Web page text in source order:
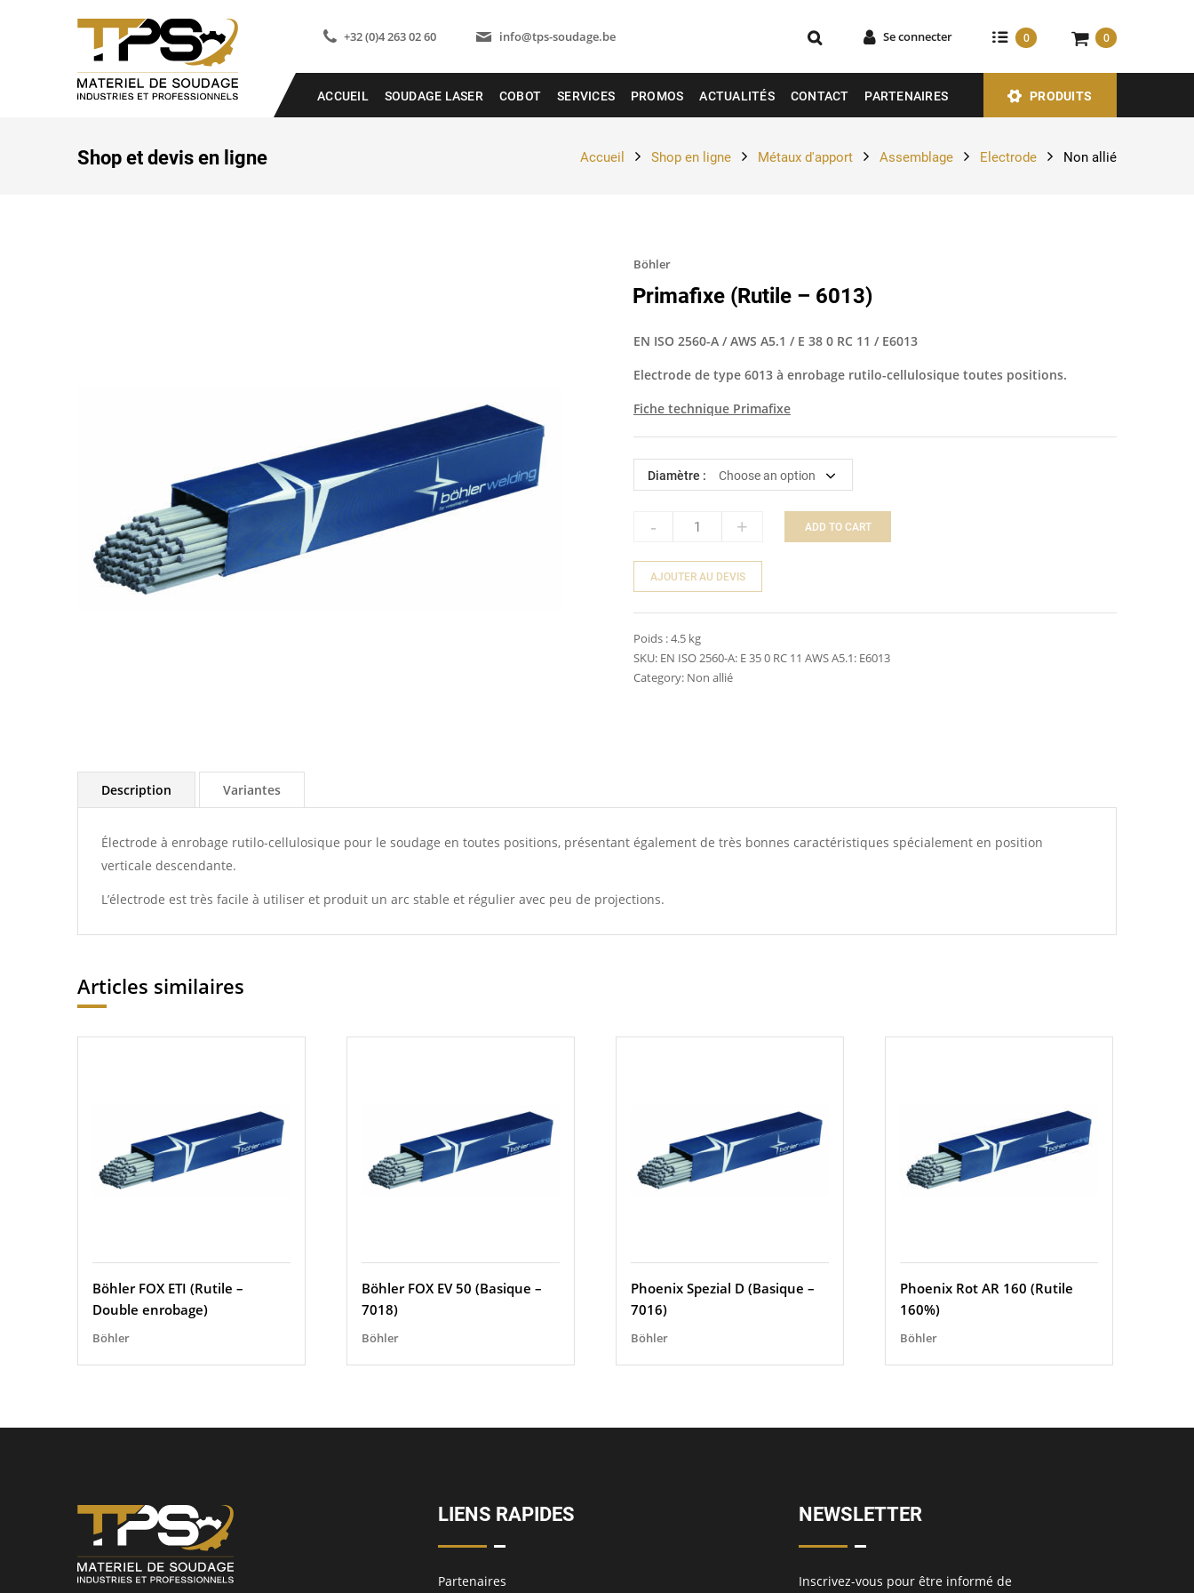
+32 (0)4 263 02 60 info@tps-soudage.be Se connecter 0 0
ACCUEIL SOUDAGE LASER COBOT SERVICES PROMOS ACTUALITÉS CONTACT PARTENAIRES PRODUITS
Shop et devis en ligne Accueil Shop en ligne Métaux d'apport Assemblage Electrode Non allié
Böhler
Primafixe (Rutile – 6013)
EN ISO 2560-A / AWS A5.1 / E 38 0 RC 11 / E6013
Electrode de type 6013 à enrobage rutilo-cellulosique toutes positions.
Fiche technique Primafixe
Diamètre :
- + ADD TO CART
AJOUTER AU DEVIS
Poids :4.5 kg
SKU: EN ISO 2560-A: E 35 0 RC 11 AWS A5.1: E6013
Category: Non allié
Description Variantes
Électrode à enrobage rutilo-cellulosique pour le soudage en toutes positions, présentant également de très bonnes caractéristiques spécialement en position
verticale descendante.
L’électrode est très facile à utiliser et produit un arc stable et régulier avec peu de projections.
Articles similaires
Böhler FOX ETI (Rutile –
Double enrobage)
Böhler
Böhler FOX EV 50 (Basique –
7018)
Böhler
Phoenix Spezial D (Basique –
7016)
Böhler
Phoenix Rot AR 160 (Rutile
160%)
Böhler
LIENS RAPIDES
Partenaires
NEWSLETTER
Inscrivez-vous pour être informé de